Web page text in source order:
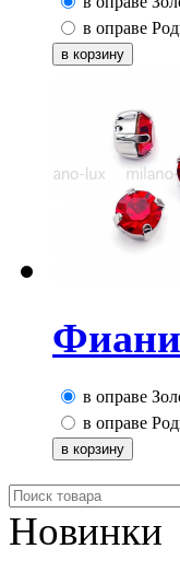
в оправе
в оправе
в оправе
Новинки